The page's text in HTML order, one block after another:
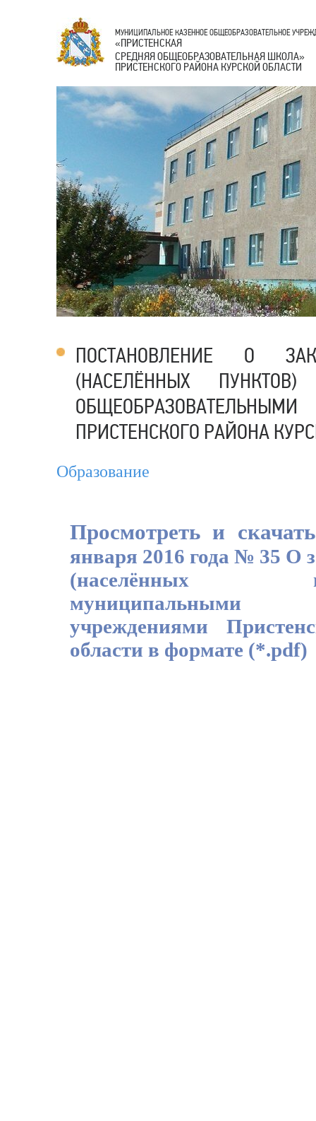
МУНИЦИПАЛЬНОЕ КАЗЕННОЕ ОБЩЕОБРАЗОВАТЕЛЬНОЕ
«ПРИСТЕНСКАЯ
СРЕДНЯЯ ОБЩЕОБРАЗОВАТЕЛЬНАЯ ШКОЛА»
ПРИСТЕНСКОГО РАЙОНА КУРСКОЙ ОБЛАСТИ
ПОСТАНОВЛЕНИЕ О
(НАСЕЛЁННЫХ
ПРИСТЕНСКОГО РАЙОНА
Образование
Просмотреть и
января 2016 года № 35 О
(населённых
муниципальными
учреждениями
области в формате (*.pdf)